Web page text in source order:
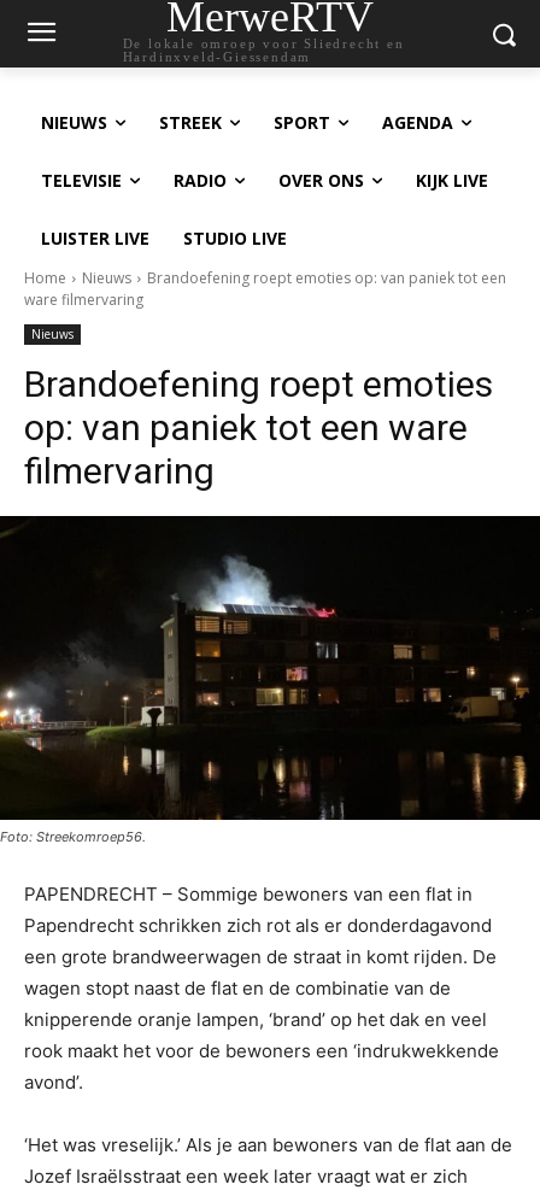
MerweRTV
De lokale omroep voor Sliedrecht en
Hardinxveld-Giessendam
NIEUWS STREEK SPORT AGENDA
TELEVISIE RADIO OVER ONS KIJK LIVE
LUISTER LIVE STUDIO LIVE
Home Nieuws
Brandoefening roept emoties op: van paniek tot een
ware filmervaring
Nieuws
Brandoefening roept emoties
op: van paniek tot een ware
filmervaring
Foto: Streekomroep56.
PAPENDRECHT – Sommige bewoners van een flat in
Papendrecht schrikken zich rot als er donderdagavond
een grote brandweerwagen de straat in komt rijden. De
wagen stopt naast de flat en de combinatie van de
knipperende oranje lampen, ‘brand’ op het dak en veel
rook maakt het voor de bewoners een ‘indrukwekkende
avond’.
‘Het was vreselijk.’ Als je aan bewoners van de flat aan de
Jozef Israëlsstraat een week later vraagt wat er zich